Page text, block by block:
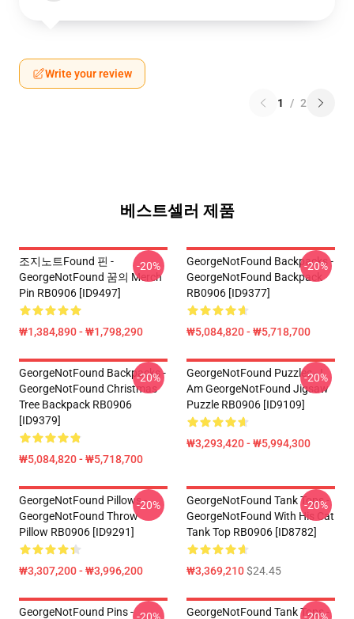
Write your review
1 / 2
베스트셀러 제품
조지노트Found 핀 -
GeorgeNotFound 꿈의 Merch
Pin RB0906 [ID9497]
₩1,384,890 - ₩1,798,290
-20%
GeorgeNotFound Backpacks -
GeorgeNotFound Backpack
RB0906 [ID9377]
₩5,084,820 - ₩5,718,700
-20%
GeorgeNotFound Backpacks -
GeorgeNotFound Christmas
Tree Backpack RB0906
[ID9379]
₩5,084,820 - ₩5,718,700
-20%
GeorgeNotFound Puzzles - I
Am GeorgeNotFound Jigsaw
Puzzle RB0906 [ID9109]
₩3,293,420 - ₩5,994,300
-20%
GeorgeNotFound Pillows -
GeorgeNotFound Throw
Pillow RB0906 [ID9291]
₩3,307,200 - ₩3,996,200
-20%
GeorgeNotFound Tank Tops -
GeorgeNotFound With His Cat
Tank Top RB0906 [ID8782]
₩3,369,210$24.45
-20%
GeorgeNotFound Pins -
GeorgeNotFound Tank Tops -